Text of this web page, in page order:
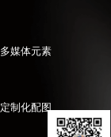
多媒体元素
定制化配图